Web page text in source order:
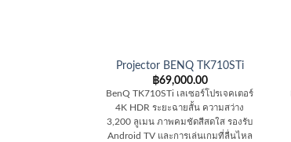
Projector BENQ TK710STi
฿69,000.00
BenQ TK710STi เลเซอร์โปรเจคเตอร์
4K HDR ระยะฉายสั้น ความสว่าง
3,200 ลูเมน ภาพคมชัดสีสดใส รองรับ
Android TV และการเล่นเกมที่ลื่นไหล